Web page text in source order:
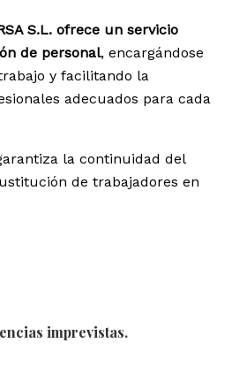
S.L. ofrece un servicio
de personal, encargándose
y facilitando la
adecuados para cada
la continuidad del
de trabajadores en
imprevistas.